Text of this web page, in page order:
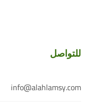
للتواصل
info@alahlamsy.com